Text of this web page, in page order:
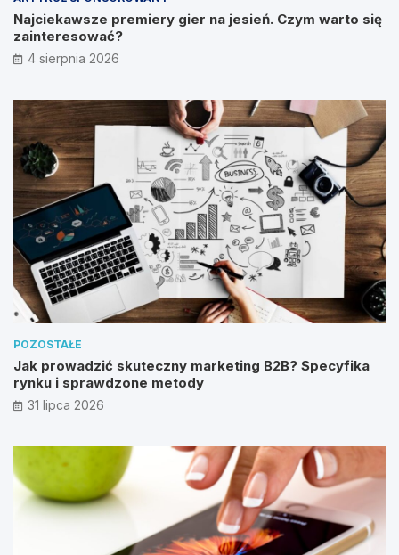
Najciekawsze premiery gier na jesień. Czym warto się
zainteresować?
4 sierpnia 2026
POZOSTAŁE
Jak prowadzić skuteczny marketing B2B? Specyfika
rynku i sprawdzone metody
31 lipca 2026